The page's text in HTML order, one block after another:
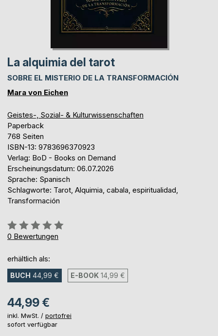
La alquimia del tarot
SOBRE EL MISTERIO DE LA TRANSFORMACIÓN
Mara von Eichen
Geistes-, Sozial- & Kulturwissenschaften
Paperback
768 Seiten
ISBN-13: 9783696370923
Verlag: BoD - Books on Demand
Erscheinungsdatum: 06.07.2026
Sprache: Spanisch
Schlagworte: Tarot, Alquimia, cabala, espiritualidad,
Transformación
Bewertung::
0%
0 Bewertungen
erhältlich als:
BUCH 44,99 € E-BOOK 14,99 €
44,99 €
inkl. MwSt. / portofrei
sofort verfügbar